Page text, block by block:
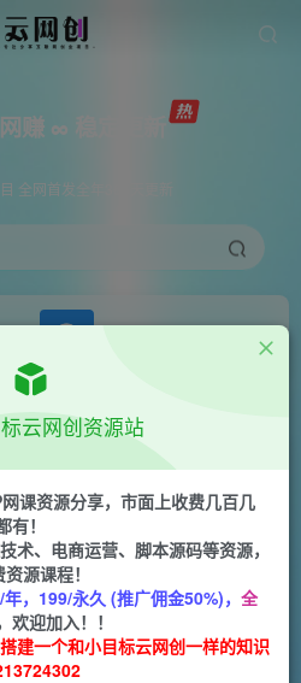
赚 ∞ 稳定更新
全网首发全年365天更新
正文
玩法，耽美广播剧，变现
关注 私信
1033 122
云网创资源站
课资源分享，市面上收费几百几
！
术、电商运营、脚本源码等资源，
源课程！
年，199/永久 (推广佣金50%)， 全
欢迎加入！！
建一个和小目标云网创一样的知识